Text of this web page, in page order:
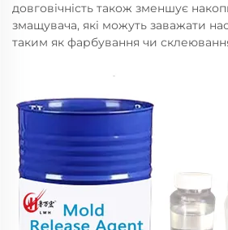
довговічність також зменшує
змащувача, які можуть заважати
таким як фарбування чи